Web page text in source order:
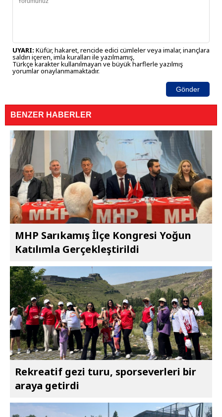
UYARI: Küfür, hakaret, rencide edici cümleler veya imalar, inançlara
saldırı içeren, imla kuralları ile yazılmamış,
Türkçe karakter kullanılmayan ve büyük harflerle yazılmış
yorumlar onaylanmamaktadır.
Gönder
BENZER HABERLER
MHP Sarıkamış İlçe Kongresi Yoğun
Katılımla Gerçekleştirildi
Rekreatif gezi turu, sporseverleri bir
araya getirdi